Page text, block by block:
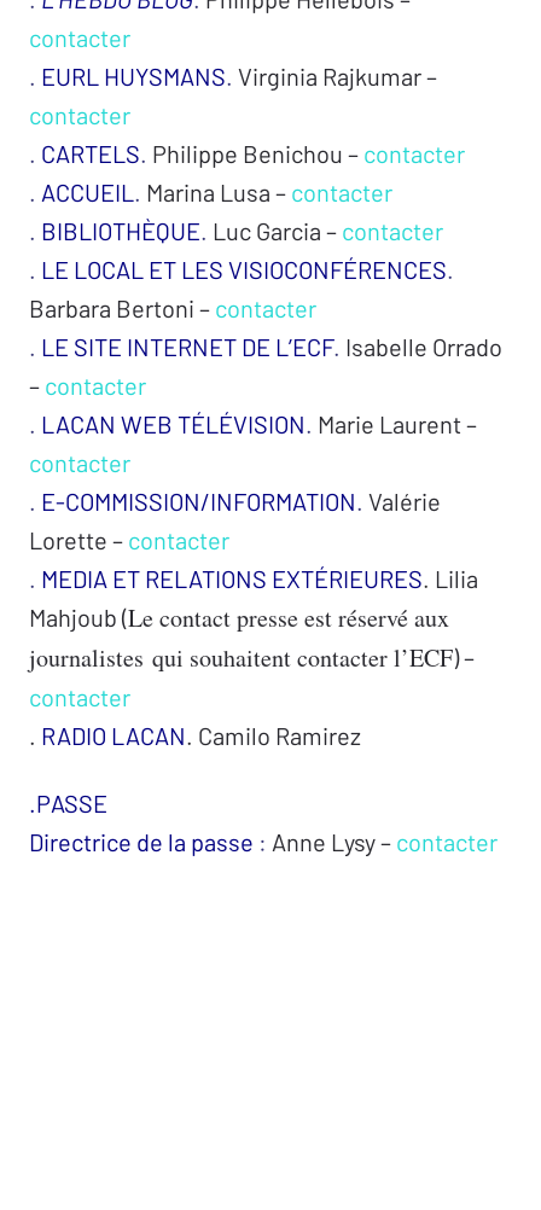
contacter
. EURL HUYSMANS. Virginia Rajkumar–
contacter
. CARTELS. Philippe Benichou – contacter
. ACCUEIL. Marina Lusa – contacter
. BIBLIOTHÈQUE. Luc Garcia – contacter
. LE LOCAL ET LES VISIOCONFÉRENCES.
Barbara Bertoni – contacter
. LE SITE INTERNET DE L’ECF. Isabelle Orrado
– contacter
. LACAN WEB TÉLÉVISION. Marie Laurent–
contacter
. E-COMMISSION/INFORMATION. Valérie
Lorette – contacter
. MEDIA ET RELATIONS EXTÉRIEURES. Lilia
Mahjoub (Le contact presse est réservé aux
journalistes qui souhaitent contacter l’ECF) –
contacter
. RADIO LACAN. Camilo Ramirez
.PASSE
Directrice de la passe : Anne Lysy – contacter